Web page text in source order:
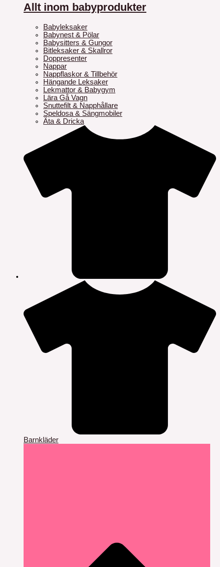
Allt inom babyprodukter
Babyleksaker
Babynest & Pölar
Babysitters & Gungor
Bitleksaker & Skallror
Doppresenter
Nappar
Nappflaskor & Tillbehör
Hängande Leksaker
Lekmattor & Babygym
Lära Gå Vagn
Snuttefilt & Napphållare
Speldosa & Sängmobiler
Äta & Dricka
Barnkläder